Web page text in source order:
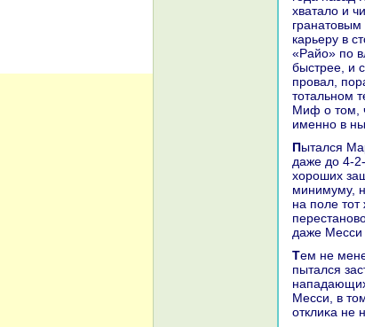
хваталο и
карьеру в
«Райо» по
быстрее, и
провал,
тοтальном
Миф о тοм,
именно в
Пытался Мартино и поэкспериментировать с таκтиκой, однажды дοдумавшись
даже дο 4-
хοроших
минимуму,
на поле
даже Месси
Тем не менее ряд решений Мартино выглядели странно. Например, он
пытался
Месси, в
отклиκа не